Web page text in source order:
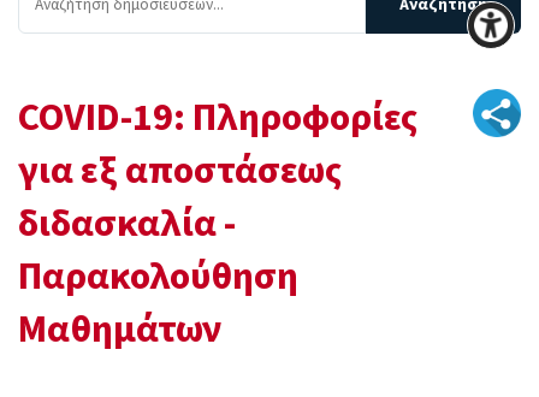
COVID-19: Πληροφορίες
για εξ αποστάσεως
διδασκαλία -
Παρακολούθηση
Μαθημάτων